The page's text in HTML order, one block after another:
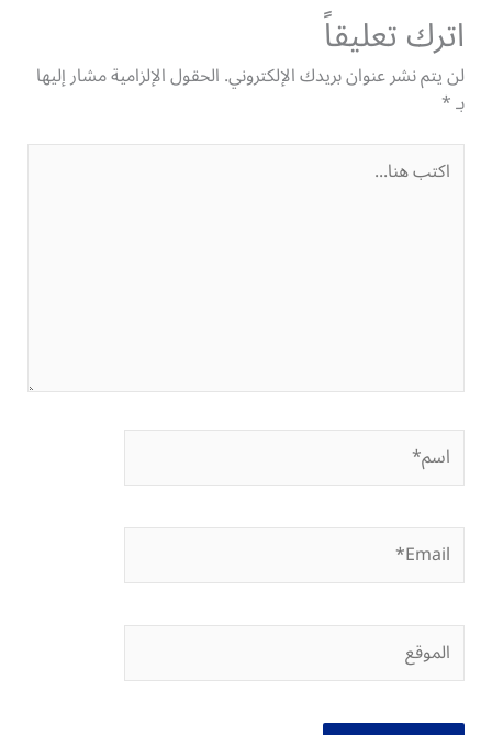
اترك تعليقاً
لن يتم نشر عنوان بريدك الإلكتروني.الحقول الإلزامية مشار إليها
بـ*
اكتب
هنا...
اسم*
Email*
الموقع